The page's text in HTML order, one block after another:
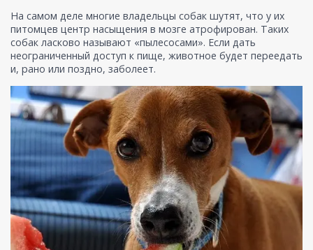
На самом деле многие владельцы собак шутят, что у их
питомцев центр насыщения в мозге атрофирован. Таких
собак ласково называют «пылесосами». Если дать
неограниченный доступ к пище, животное будет переедать
и, рано или поздно, заболеет.